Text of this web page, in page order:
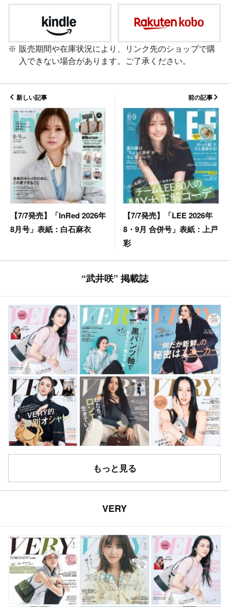
販売期間や在庫状況により、リンク先のショップで購
入できない場合があります。ご了承ください。
新しい記事
【7/7発売】「InRed 2026年
8月号」表紙：白石麻衣
前の記事
【7/7発売】「LEE 2026年
8・9月 合併号」表紙：上戸
彩
“武井咲” 掲載誌
もっと見る
VERY